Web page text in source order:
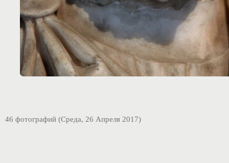
46 фотографий (Среда, 26 Апреля 2017)